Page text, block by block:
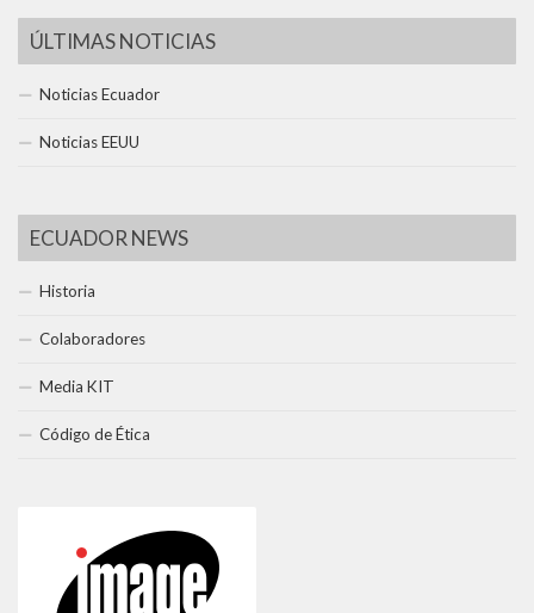
ÚLTIMAS NOTICIAS
Noticias Ecuador
Noticias EEUU
ECUADOR NEWS
Historia
Colaboradores
Media KIT
Código de Ética